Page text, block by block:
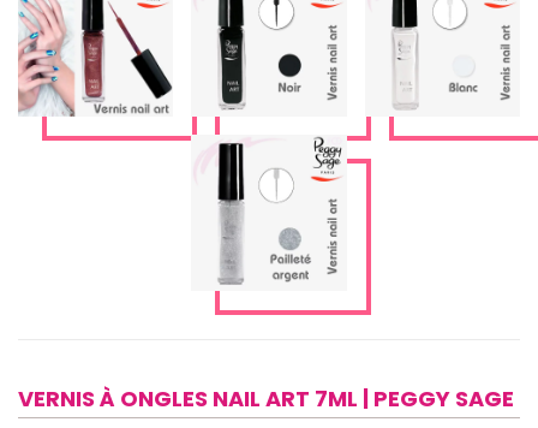
VERNIS À ONGLES NAIL ART 7ML | PEGGY SAGE